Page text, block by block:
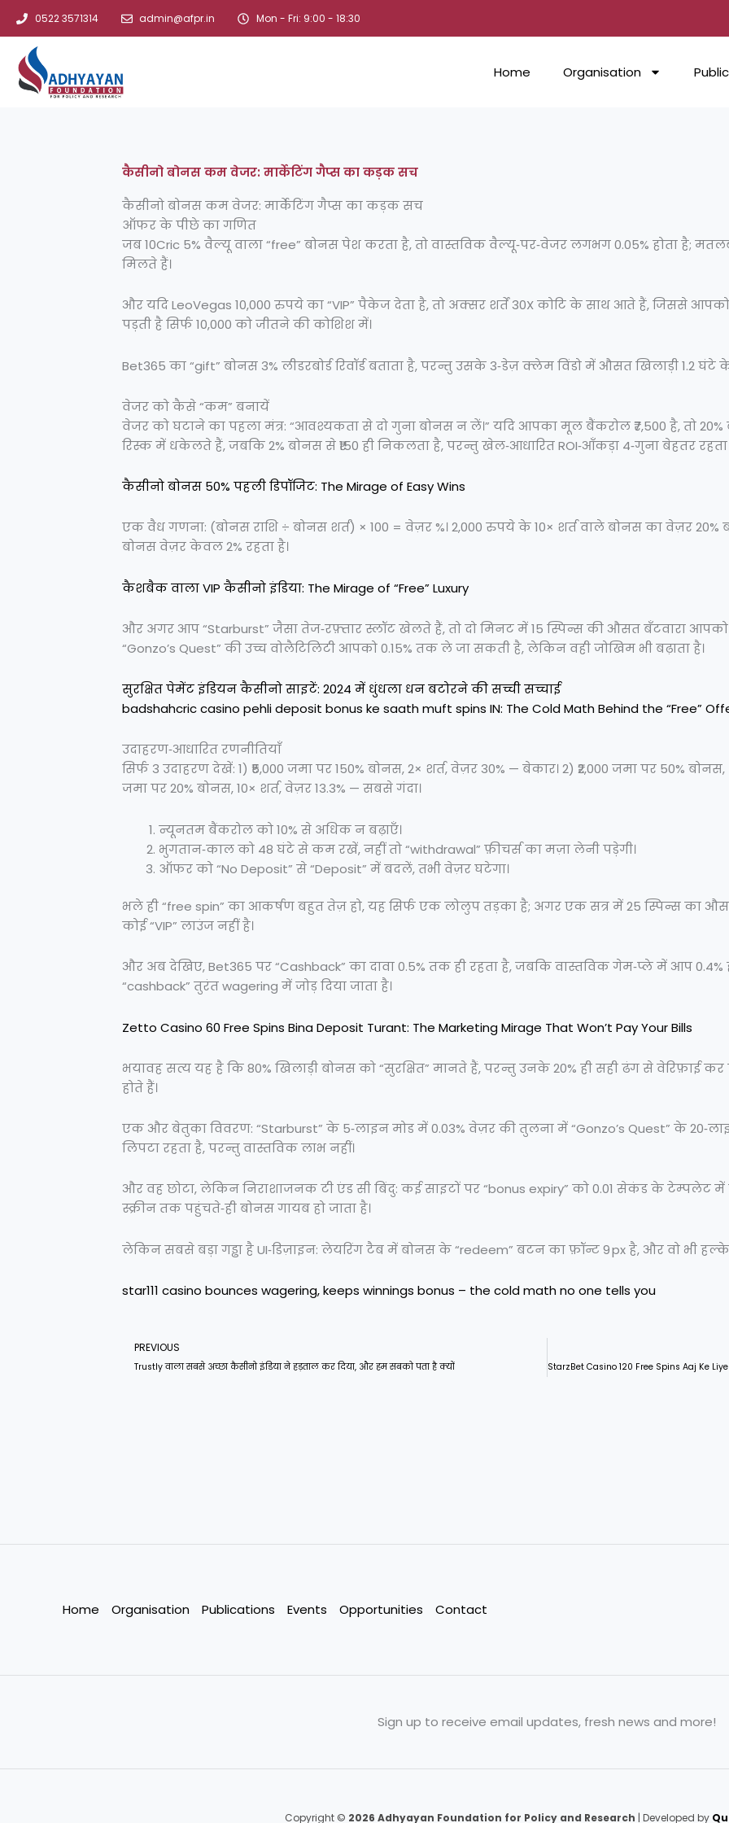
content
0522 3571314 admin@afpr.in Mon - Fri: 9:00 - 18:30
Home Organisation
कैसीनो बोनस कम वेजर: मार्केटिंग गैप्स का कड़क सच
कैसीनो बोनस कम वेजर: मार्केटिंग गैप्स का कड़क सच
ऑफर के पीछे का गणित
जब 10Cric 5% वैल्यू वाला “free” बोनस पेश करता है, तो वास्तविक वैल्यू‑पर‑वेजर लगभग 0.05% होता है; मतलब
मिलते हैं।
और यदि LeoVegas 10,000 रुपये का “VIP” पैकेज देता है, तो अक्सर शर्तें 30X कोटि के साथ आते हैं, जिससे
पड़ती है सिर्फ 10,000 को जीतने की कोशिश में।
Bet365 का “gift” बोनस 3% लीडरबोर्ड रिवॉर्ड बताता है, परन्तु उसके 3‑डेज़ क्लेम विंडो में औसत खिलाड़ी 1.2
वेजर को कैसे “कम” बनायें
वेजर को घटाने का पहला मंत्र: “आवश्यकता से दो गुना बोनस न लें।” यदि आपका मूल बैंकरोल ₹7,500 है, तो
रिस्क में धकेलते हैं, जबकि 2% बोनस से ₹150 ही निकलता है, परन्तु खेल‑आधारित ROI‑आँकड़ा 4‑गुना बेहतर रहता
कैसीनो बोनस 50% पहली डिपॉजिट: The Mirage of Easy Wins
एक वैध गणना: (बोनस राशि ÷ बोनस शर्त) × 100 = वेज़र %। 2,000 रुपये के 10× शर्त वाले बोनस का वेज़र
बोनस वेज़र केवल 2% रहता है।
कैशबैक वाला VIP कैसीनो इंडिया: The Mirage of “Free” Luxury
और अगर आप “Starburst” जैसा तेज‑रफ़्तार स्लॉट खेलते हैं, तो दो मिनट में 15 स्पिन्स की औसत बँटवारा
“Gonzo’s Quest” की उच्च वोलैटिलिटी आपको 0.15% तक ले जा सकती है, लेकिन वही जोखिम भी बढ़ाता है।
सुरक्षित पेमेंट इंडियन कैसीनो साइटें: 2024 में धुंधला धन बटोरने की सच्ची सच्चाई
badshahcric casino pehli deposit bonus ke saath muft spins IN: The Cold Math Behind the “Free”
उदाहरण‑आधारित रणनीतियाँ
सिर्फ 3 उदाहरण देखें: 1) ₹5,000 जमा पर 150% बोनस, 2× शर्त, वेज़र 30% — बेकार। 2) ₹2,000 जमा पर 50% बोनस,
जमा पर 20% बोनस, 10× शर्त, वेज़र 13.3% — सबसे गंदा।
न्यूनतम बैंकरोल को 10% से अधिक न बढ़ाएँ।
भुगतान‑काल को 48 घंटे से कम रखें, नहीं तो “withdrawal” फ़ीचर्स का मज़ा लेनी पड़ेगी।
ऑफर को “No Deposit” से “Deposit” में बदलें, तभी वेज़र घटेगा।
भले ही “free spin” का आकर्षण बहुत तेज़ हो, यह सिर्फ एक लोलुप तड़का है; अगर एक सत्र में 25 स्पिन्स का
कोई “VIP” लाउंज नहीं है।
और अब देखिए, Bet365 पर “Cashback” का दावा 0.5% तक ही रहता है, जबकि वास्तविक गेम‑प्ले में आप 0.4%
“cashback” तुरंत wagering में जोड़ दिया जाता है।
Zetto Casino 60 Free Spins Bina Deposit Turant: The Marketing Mirage That Won’t Pay Your Bills
भयावह सत्य यह है कि 80% खिलाड़ी बोनस को “सुरक्षित” मानते हैं, परन्तु उनके 20% ही सही ढंग से वेरिफ़ाई
होते हैं।
एक और बेतुका विवरण: “Starburst” के 5‑लाइन मोड में 0.03% वेज़र की तुलना में “Gonzo’s Quest” के
लिपटा रहता है, परन्तु वास्तविक लाभ नहीं।
और वह छोटा, लेकिन निराशाजनक टी एंड सी बिंदु: कई साइटों पर “bonus expiry” को 0.01 सेकंड के टेम्पलेट
स्क्रीन तक पहुंचते‑ही बोनस गायब हो जाता है।
लेकिन सबसे बड़ा गड्ढा है UI‑डिज़ाइन: लेयरिंग टैब में बोनस के “redeem” बटन का फ़ॉन्ट 9 px है, और वो भी
star111 casino bounces wagering, keeps winnings bonus – the cold math no one tells you
Prev
PREVIOUS
Trustly वाला सबसे अच्छा कैसीनो इंडिया ने हड़ताल कर दिया, और हम सबको पता है क्यों
Home Organisation Publications Events Opportunities Contact
Sign up to receive email updates, fresh news and more!
Copyright © 2026 Adhyayan Foundation for Policy and Research | Developed by